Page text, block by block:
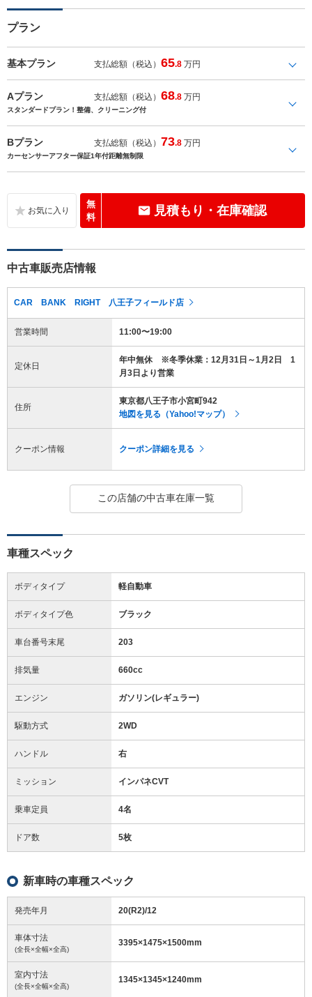
プラン
基本プラン 支払総額（税込）65.8 万円
Aプラン 支払総額（税込）68.8 万円
スタンダードプラン！整備、クリーニング付
Bプラン 支払総額（税込） 73.8 万円
カーセンサーアフター保証1年付距離無制限
無
料
見積もり・在庫確認
中古車販売店情報
CAR BANK RIGHT 八王子フィールド店
営業時間 11:00〜19:00
定休日
年中無休 ※冬季休業：12月31日～1月2日 1
月3日より営業
住所
東京都八王子市小宮町942
地図を見る（Yahoo!マップ）
クーポン情報 クーポン詳細を見る
この店舗の中古車在庫一覧
車種スペック
ボディタイプ 軽自動車
ボディタイプ色 ブラック
車台番号末尾 203
排気量 660cc
エンジン ガソリン(レギュラー)
駆動方式 2WD
ハンドル 右
ミッション インパネCVT
乗車定員 4名
ドア数 5枚
新車時の車種スペック
発売年月 20(R2)/12
車体寸法
(全長×全幅×全高)
3395×1475×1500mm
室内寸法
(全長×全幅×全高)
1345×1345×1240mm